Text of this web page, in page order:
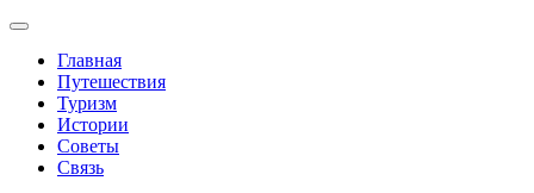
Главная
Путешествия
Туризм
Истории
Советы
Связь